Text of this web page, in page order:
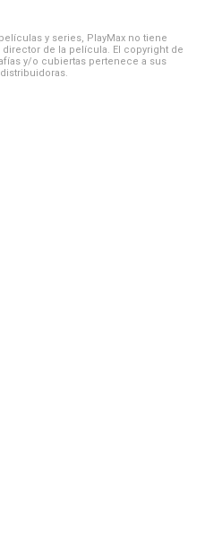
y series, PlayMax no tiene
de la película. El copyright de
y/o cubiertas pertenece a sus